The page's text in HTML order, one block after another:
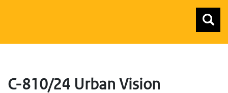
C-810/24 Urban Vision